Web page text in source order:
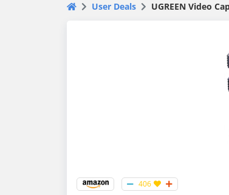
User Deals UGREEN Video
406